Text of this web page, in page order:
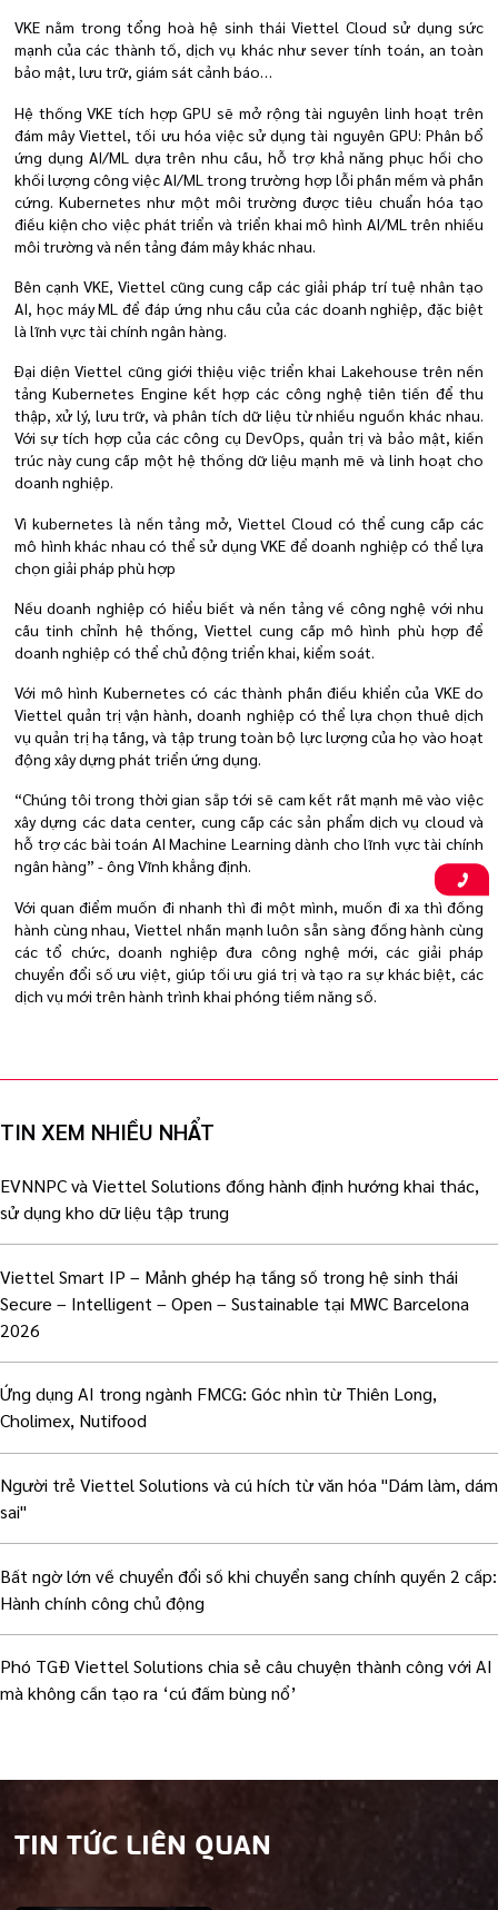
VKE nằm trong tổng hoà hệ sinh thái Viettel Cloud sử dụng sức
mạnh của các thành tố, dịch vụ khác như sever tính toán, an toàn
bảo mật, lưu trữ, giám sát cảnh báo…
Hệ thống VKE tích hợp GPU sẽ mở rộng tài nguyên linh hoạt trên
đám mây Viettel, tối ưu hóa việc sử dụng tài nguyên GPU: Phân bổ
ứng dụng AI/ML dựa trên nhu cầu, hỗ trợ khả năng phục hồi cho
khối lượng công việc AI/ML trong trường hợp lỗi phần mềm và phần
cứng. Kubernetes như một môi trường được tiêu chuẩn hóa tạo
điều kiện cho việc phát triển và triển khai mô hình AI/ML trên nhiều
môi trường và nền tảng đám mây khác nhau.
Bên cạnh VKE, Viettel cũng cung cấp các giải pháp trí tuệ nhân tạo
AI, học máy ML để đáp ứng nhu cầu của các doanh nghiệp, đặc biệt
là lĩnh vực tài chính ngân hàng.
Đại diện Viettel cũng giới thiệu việc triển khai Lakehouse trên nền
tảng Kubernetes Engine kết hợp các công nghệ tiên tiến để thu
thập, xử lý, lưu trữ, và phân tích dữ liệu từ nhiều nguồn khác nhau.
Với sự tích hợp của các công cụ DevOps, quản trị và bảo mật, kiến
trúc này cung cấp một hệ thống dữ liệu mạnh mẽ và linh hoạt cho
doanh nghiệp.
Vì kubernetes là nền tảng mở, Viettel Cloud có thể cung cấp các
mô hình khác nhau có thể sử dụng VKE để doanh nghiệp có thể lựa
chọn giải pháp phù hợp
Nếu doanh nghiệp có hiểu biết và nền tảng về công nghệ với nhu
cầu tinh chỉnh hệ thống, Viettel cung cấp mô hình phù hợp để
doanh nghiệp có thể chủ động triển khai, kiểm soát.
Với mô hình Kubernetes có các thành phần điều khiển của VKE do
Viettel quản trị vận hành, doanh nghiệp có thể lựa chọn thuê dịch
vụ quản trị hạ tầng, và tập trung toàn bộ lực lượng của họ vào hoạt
động xây dựng phát triển ứng dụng.
“Chúng tôi trong thời gian sắp tới sẽ cam kết rất mạnh mẽ vào việc
xây dựng các data center, cung cấp các sản phẩm dịch vụ cloud và
hỗ trợ các bài toán AI Machine Learning dành cho lĩnh vực tài chính
ngân hàng” - ông Vĩnh khẳng định.
Với quan điểm muốn đi nhanh thì đi một mình, muốn đi xa thì đồng
hành cùng nhau, Viettel nhấn mạnh luôn sẵn sàng đồng hành cùng
các tổ chức, doanh nghiệp đưa công nghệ mới, các giải pháp
chuyển đổi số ưu việt, giúp tối ưu giá trị và tạo ra sự khác biệt, các
dịch vụ mới trên hành trình khai phóng tiềm năng số.
TIN XEM NHIỀU NHẨT
EVNNPC và Viettel Solutions đồng hành định hướng khai thác,
sử dụng kho dữ liệu tập trung
Viettel Smart IP – Mảnh ghép hạ tầng số trong hệ sinh thái
Secure – Intelligent – Open – Sustainable tại MWC Barcelona
2026
Ứng dụng AI trong ngành FMCG: Góc nhìn từ Thiên Long,
Cholimex, Nutifood
Người trẻ Viettel Solutions và cú hích từ văn hóa "Dám làm, dám
sai"
Bất ngờ lớn về chuyển đổi số khi chuyển sang chính quyền 2 cấp:
Hành chính công chủ động
Phó TGĐ Viettel Solutions chia sẻ câu chuyện thành công với AI
mà không cần tạo ra ‘cú đấm bùng nổ’
TIN TỨC LIÊN QUAN